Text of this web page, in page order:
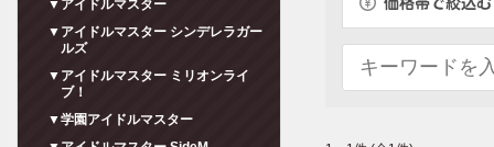
▼アイドルマスター
▼アイドルマスター シンデレラガー
ルズ
▼アイドルマスター ミリオンライ
ブ！
▼学園アイドルマスター